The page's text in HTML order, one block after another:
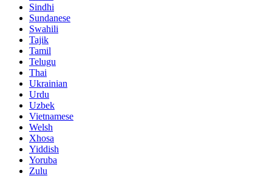
Sindhi
Sundanese
Swahili
Tajik
Tamil
Telugu
Thai
Ukrainian
Urdu
Uzbek
Vietnamese
Welsh
Xhosa
Yiddish
Yoruba
Zulu